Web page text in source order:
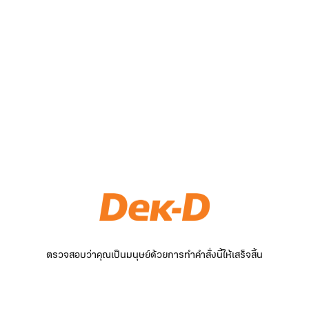
ตรวจสอบว่าคุณเป็นมนุษย์ด้วยการทำคำสั่งนี้ให้เสร็จสิ้น